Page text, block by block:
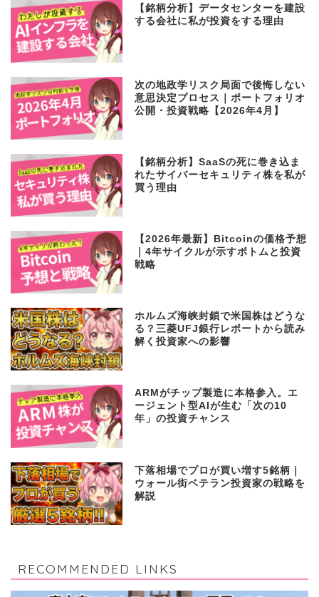
【銘柄分析】データセンターを建設
する会社に私が投資をする理由
次の地政学リスク局面で後悔しない
意思決定プロセス｜ポートフォリオ
公開・投資戦略【2026年4月】
【銘柄分析】SaaSの死に巻き込ま
れたサイバーセキュリティ株を私が
買う理由
【2026年最新】Bitcoinの価格予想
｜4年サイクルが示すボトムと投資
戦略
ホルムズ海峡封鎖で米国株はどうな
る？三菱UFJ銀行レポートから読み
解く投資家への影響
ARMがチップ製造に本格参入。エ
ージェント型AIが生む「次の10
年」の投資チャンス
下落相場でプロが買い増す5銘柄｜
ウォール街ベテラン投資家の戦略を
解説
RECOMMENDED LINKS